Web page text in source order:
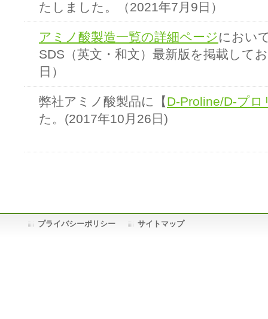
たしました。（2021年7月9日）
アミノ酸製造一覧の詳細ページにおい
SDS（英文・和文）最新版を掲載して
日）
弊社アミノ酸製品に【D-Proline/D-プロ
た。(2017年10月26日)
プライバシーポリシー サイトマップ